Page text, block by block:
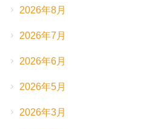
2026年8月
2026年7月
2026年6月
2026年5月
2026年3月